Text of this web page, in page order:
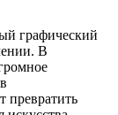
графический
В
превратить